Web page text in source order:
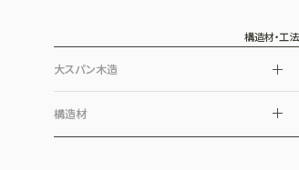
構造材・工法
大スパン木造
構造材